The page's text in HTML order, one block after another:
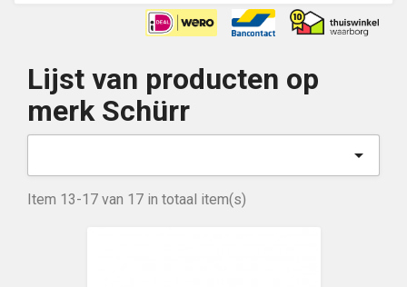
Lijst van producten op
merk Schürr

Item 13-17 van 17 in totaal item(s)